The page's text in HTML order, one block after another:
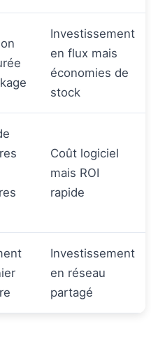
Investissement
en flux mais
économies de
stock
Coût logiciel
mais ROI
rapide
Investissement
en réseau
partagé